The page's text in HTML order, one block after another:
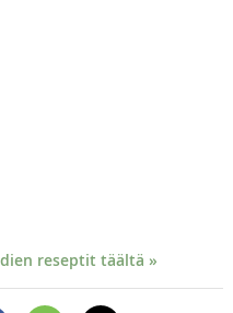
reseptit täältä »